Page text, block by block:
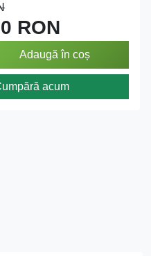
RON
Adaugă în coș
acum